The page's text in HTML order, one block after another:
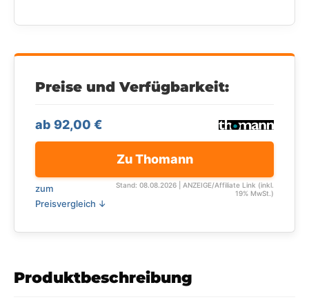
Preise und Verfügbarkeit:
ab 92,00 €
Zu Thomann
zum
Preisvergleich ↓
Stand: 08.08.2026 | ANZEIGE/Affiliate Link (inkl.
19% MwSt.)
Produktbeschreibung